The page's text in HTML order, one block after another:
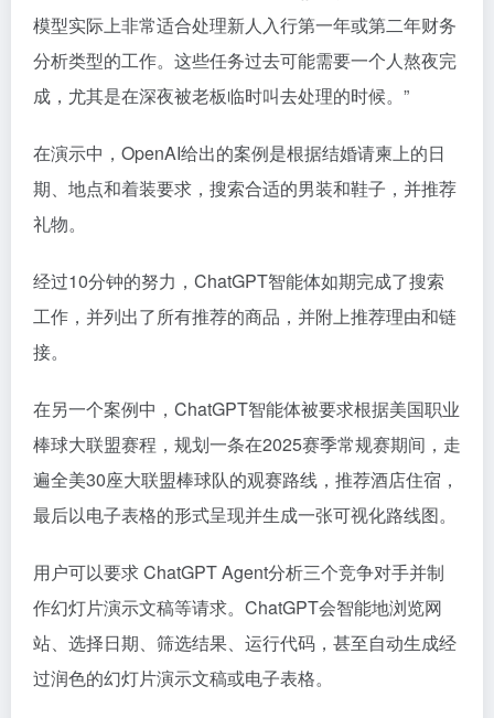
模型实际上非常适合处理新人入行第一年或第二年财务
分析类型的工作。这些任务过去可能需要一个人熬夜完
成，尤其是在深夜被老板临时叫去处理的时候。”
在演示中，OpenAI给出的案例是根据结婚请柬上的日
期、地点和着装要求，搜索合适的男装和鞋子，并推荐
礼物。
经过10分钟的努力，ChatGPT智能体如期完成了搜索
工作，并列出了所有推荐的商品，并附上推荐理由和链
接。
在另一个案例中，ChatGPT智能体被要求根据美国职业
棒球大联盟赛程，规划一条在2025赛季常规赛期间，走
遍全美30座大联盟棒球队的观赛路线，推荐酒店住宿，
最后以电子表格的形式呈现并生成一张可视化路线图。
用户可以要求 ChatGPT Agent分析三个竞争对手并制
作幻灯片演示文稿等请求。ChatGPT会智能地浏览网
站、选择日期、筛选结果、运行代码，甚至自动生成经
过润色的幻灯片演示文稿或电子表格。